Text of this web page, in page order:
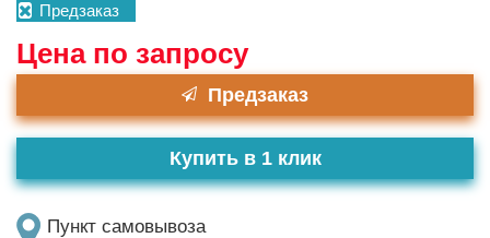
Предзаказ
Цена по запросу
Предзаказ
Пункт самовывоза
Купить в 1 клик